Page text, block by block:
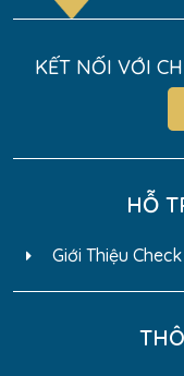
KẾT NỐI VỚI
HỖ
Giới Thiệu